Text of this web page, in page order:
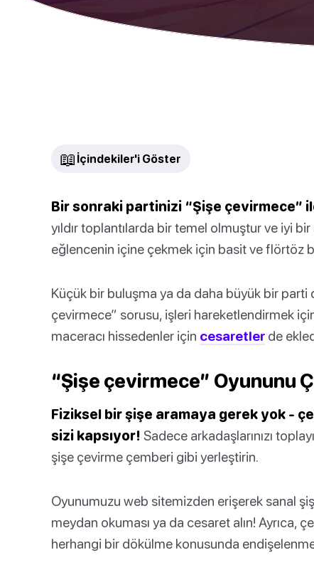
📖 İçindekiler'i Göster
Bir sonraki partinizi “Şişe çevirmece”
yıldır toplantılarda bir temel olmuştur ve iyi
eğlencenin içine çekmek için basit ve flörtöz
Küçük bir buluşma ya da daha büyük bir parti
çevirmece” sorusu, işleri hareketlendirmek
maceracı hissedenler için cesaretler de
“Şişe çevirmece” Oyununu
Fiziksel bir şişe aramaya gerek yok -
sizi kapsıyor! Sadece arkadaşlarınızı
şişe çevirme çemberi gibi yerleştirin.
Oyunumuzu web sitemizden erişerek sanal
meydan okuması ya da cesaret alın! Ayrıca,
herhangi bir dökülme konusunda